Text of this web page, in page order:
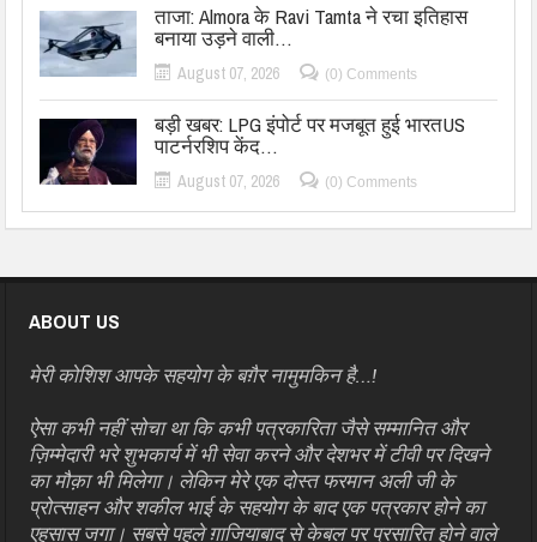
ताजा: Almora के Ravi Tamta ने रचा इतिहास
बनाया उड़ने वाली…
August 07, 2026 (0) Comments
बड़ी खबर: LPG इंपोर्ट पर मजबूत हुई भारतUS
पाटर्नरशिप केंद…
August 07, 2026 (0) Comments
ABOUT US
मेरी कोशिश आपके सहयोग के बग़ैर नामुमकिन है…!
ऐसा कभी नहीं सोचा था कि कभी पत्रकारिता जैसे सम्मानित और
ज़िम्मेदारी भरे शुभकार्य में भी सेवा करने और देशभर में टीवी पर दिखने
का मौक़ा भी मिलेगा। लेकिन मेरे एक दोस्त फरमान अली जी के
प्रोत्साहन और शकील भाई के सहयोग के बाद एक पत्रकार होने का
एहसास जगा। सबसे पहले ग़ाजियाबाद से केबल पर प्रसारित होने वाले